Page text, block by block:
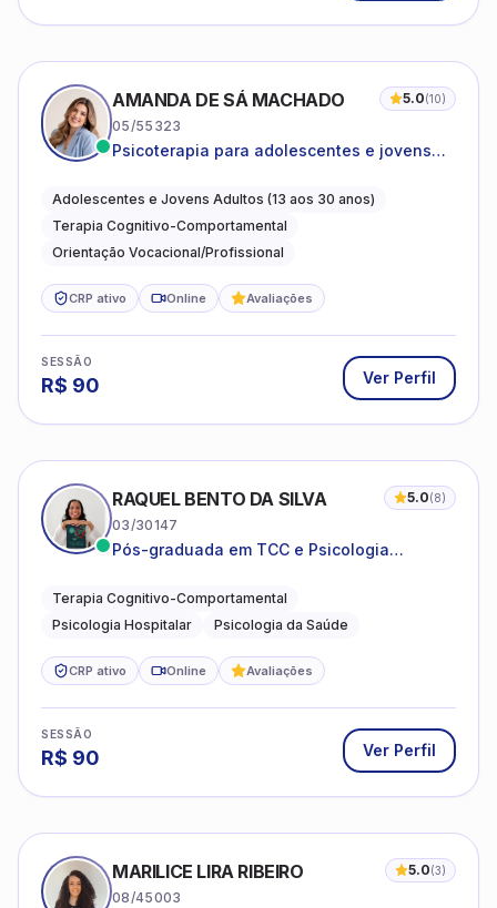
AMANDA DE SÁ MACHADO 5.0(10)
05/55323
Psicoterapia para adolescentes e jovens
autoestima, relações e orientação
profissional
Adolescentes e Jovens Adultos (13 aos 30 anos)
Terapia Cognitivo-Comportamental
Orientação Vocacional/Profissional
CRP ativo Online Avaliações
SESSÃO
R$ 90 Ver Perfil
RAQUEL BENTO DA SILVA 5.0(8)
03/30147
Pós-graduada em TCC e Psicologia
Terapia Cognitivo-Comportamental
Psicologia Hospitalar
Psicologia da Saúde
CRP ativo Online Avaliações
SESSÃO
R$ 90 Ver Perfil
MARILICE LIRA RIBEIRO 5.0(3)
08/45003